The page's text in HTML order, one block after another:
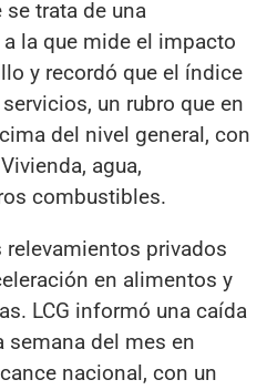
trata de una
la que mide el impacto
y recordó que el índice
un rubro que en
del nivel general, con
agua,
combustibles.
privados
en alimentos y
LCG informó una caída
semana del mes en
nacional, con un